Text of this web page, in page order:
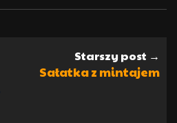
Starszy post →
Sałatka z mintajem